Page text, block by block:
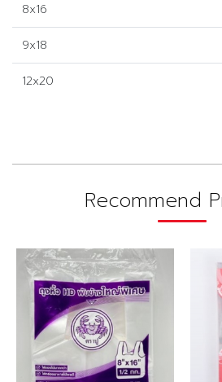
8x16
9x18
12x20
Recommend